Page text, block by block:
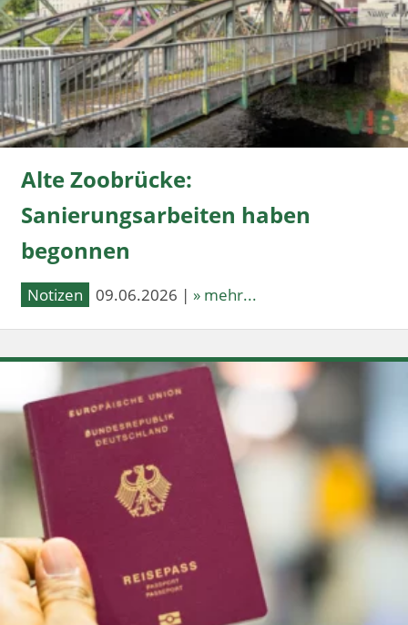
Alte Zoobrücke:
Sanierungsarbeiten haben
begonnen
Notizen 09.06.2026 | » mehr...